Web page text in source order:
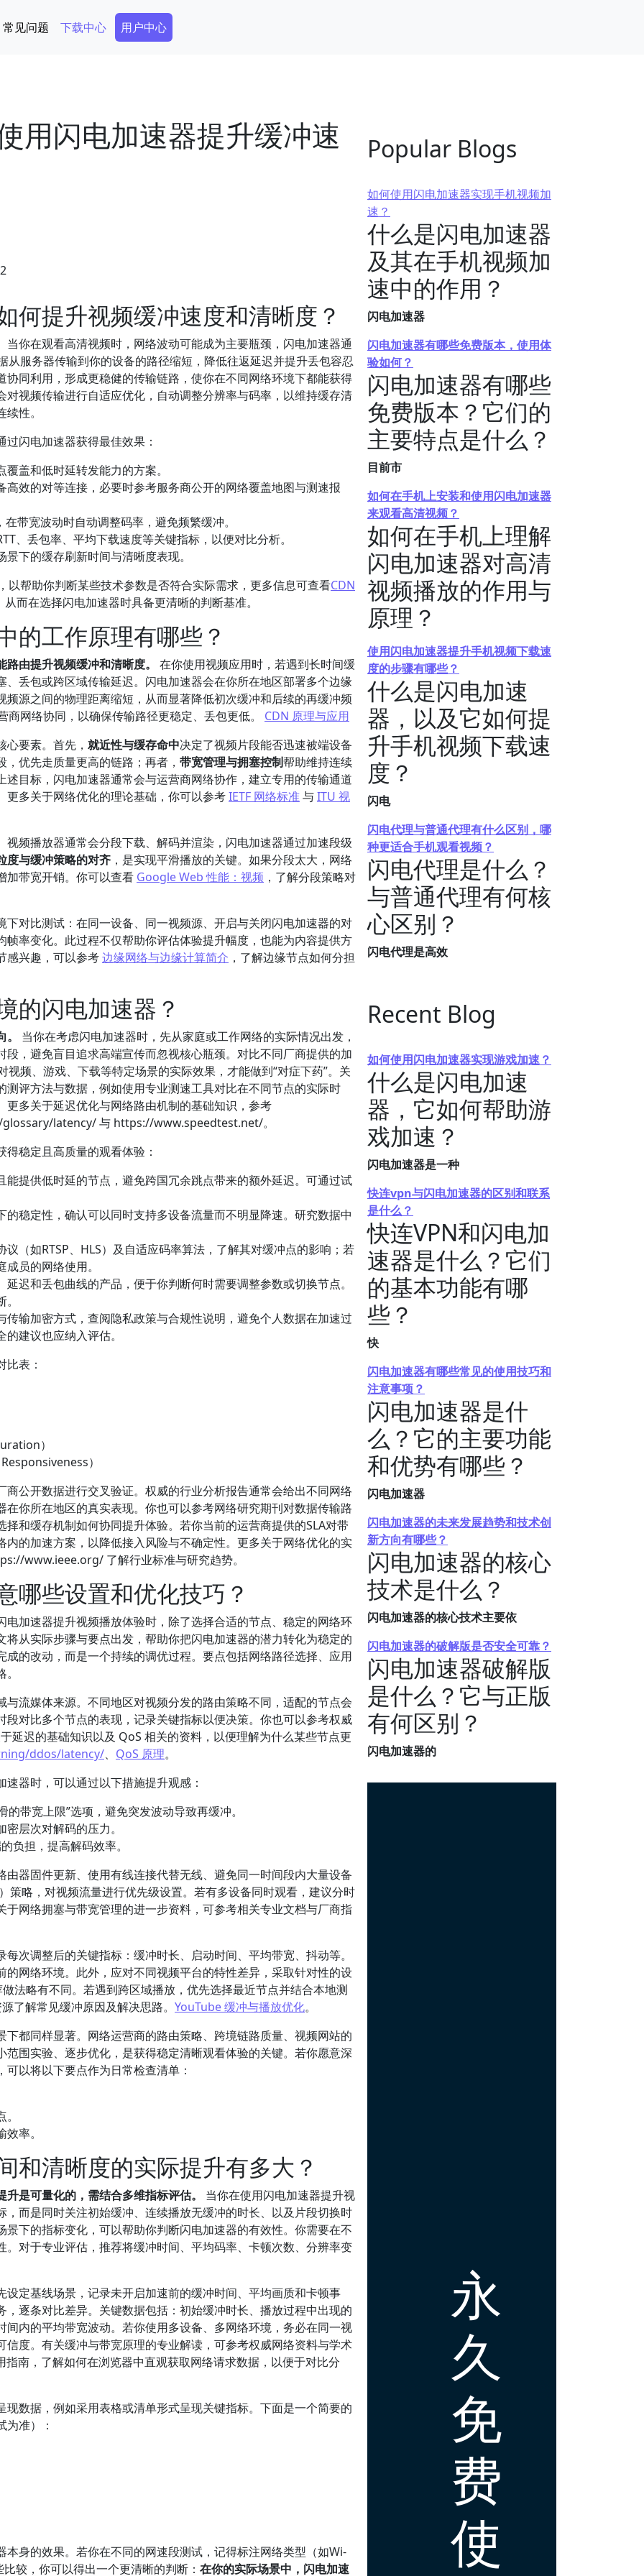
常见问题 下载中心 Secondary Menu
用户中心
用闪电加速器提升缓冲速
何提升视频缓冲速度和清晰度？
当你在观看高清视频时，网络波动可能成为主要瓶颈，闪电加速器通
从服务器传输到你的设备的路径缩短，降低往返延迟并提升丢包容忍
同利用，形成更稳健的传输链路，使你在不同网络环境下都能获得
视频传输进行自适应优化，自动调整分辨率与码率，以维持缓存清
性。
闪电加速器获得最佳效果：
盖和低时延转发能力的方案。
效的对等连接，必要时参考服务商公开的网络覆盖地图与测速报
带宽波动时自动调整码率，避免频繁缓冲。
、丢包率、平均下载速度等关键指标，以便对比分析。
下的缓存刷新时间与清晰度表现。
以帮助你判断某些技术参数是否符合实际需求，更多信息可查看CDN
而在选择闪电加速器时具备更清晰的判断基准。
的工作原理有哪些？
由提升视频缓冲和清晰度。
在你使用视频应用时，若遇到长时间缓
丢包或跨区域传输延迟。闪电加速器会在你所在地区部署多个边缘
源之间的物理距离缩短，从而显著降低初次缓冲和后续的再缓冲频
网络协同，以确保传输路径更稳定、丢包更低。 CDN 原理与应用
要素。首先， 就近性与缓存命中决定了视频片段能否迅速被端设备
，优先走质量更高的链路；再者， 带宽管理与拥塞控制帮助维持连续
目标，闪电加速器通常会与运营商网络协作，建立专用的传输通道
多关于网络优化的理论基础，你可以参考IETF 网络标准与ITU 视
频播放器通常会分段下载、解码并渲染，闪电加速器通过加速段级
度与缓冲策略的对齐 ，是实现平滑播放的关键。如果分段太大，网络
加带宽开销。你可以查看 Google Web 性能：视频 ，了解分段策略对
对比测试：在同一设备、同一视频源、开启与关闭闪电加速器的对
率变化。此过程不仅帮助你评估体验提升幅度，也能为内容提供方
感兴趣，可以参考边缘网络与边缘计算简介 ，了解边缘节点如何分担
的闪电加速器？
当你在考虑闪电加速器时，先从家庭或工作网络的实际情况出发，
，避免盲目追求高端宣传而忽视核心瓶颈。对比不同厂商提供的加
频、游戏、下载等特定场景的实际效果，才能做到“对症下药”。关
评方法与数据，例如使用专业测速工具对比在不同节点的实际时
多关于延迟优化与网络路由机制的基础知识，参考
latency/ 与 https://www.speedtest.net/。
稳定且高质量的观看体验：
提供低时延的节点，避免跨国冗余跳点带来的额外延迟。可通过试
稳定性，确认可以同时支持多设备流量而不明显降速。研究数据中
（如RTSP、HLS）及自适应码率算法，了解其对缓冲点的影响；若
员的网络使用。
迟和丢包曲线的产品，便于你判断何时需要调整参数或切换节点。
输加密方式，查阅隐私政策与合规性说明，避免个人数据在加速过
建议也应纳入评估。
表：
）
）
公开数据进行交叉验证。权威的行业分析报告通常会给出不同网络
你所在地区的真实表现。你也可以参考网络研究期刊对数据传输路
和缓存机制如何协同提升体验。若你当前的运营商提供的SLA对带
的加速方案，以降低接入风险与不确定性。更多关于网络优化的实
www.ieee.org/ 了解行业标准与研究趋势。
哪些设置和优化技巧？
电加速器提升视频播放体验时，除了选择合适的节点、稳定的网络环
从实际步骤与要点出发，帮助你把闪电加速器的潜力转化为稳定的
的改动，而是一个持续的调优过程。要点包括网络路径选择、应用
流媒体来源。不同地区对视频分发的路由策略不同，适配的节点会
对比多个节点的表现，记录关键指标以便决策。你也可以参考权威
延迟的基础知识以及 QoS 相关的资料，以便理解为什么某些节点更
ddos/latency/、 QoS 原理。
器时，可以通过以下措施提升观感：
带宽上限”选项，避免突发波动导致再缓冲。
层次对解码的压力。
负担，提高解码效率。
器固件更新、使用有线连接代替无线、避免同一时间段内大量设备
策略，对视频流量进行优先级设置。若有多设备同时观看，建议分时
网络拥塞与带宽管理的进一步资料，可参考相关专业文档与厂商指
次调整后的关键指标：缓冲时长、启动时间、平均带宽、抖动等。
网络环境。此外，应对不同视频平台的特性差异，采取针对性的设
法略有不同。若遇到跨区域播放，优先选择最近节点并结合本地测
了解常见缓冲原因及解决思路。 YouTube 缓冲与播放优化。
都同样显著。网络运营商的路由策略、跨境链路质量、视频网站的
围实验、逐步优化，是获得稳定清晰观看体验的关键。若你愿意深
以将以下要点作为日常检查清单：
率。
和清晰度的实际提升有多大？
是可量化的，需结合多维指标评估。
当你在使用闪电加速器提升视
而是同时关注初始缓冲、连续播放无缓冲的时长、以及片段切换时
下的指标变化，可以帮助你判断闪电加速器的有效性。你需要在不
对于专业评估，推荐将缓冲时间、平均码率、卡顿次数、分辨率变
定基线场景，记录未开启加速前的缓冲时间、平均画质和卡顿事
逐条对比差异。关键数据包括：初始缓冲时长、播放过程中出现的
内的平均带宽波动。若你使用多设备、多网络环境，务必在同一视
度。有关缓冲与带宽原理的专业解读，可参考权威网络资料与学术
南，了解如何在浏览器中直观获取网络请求数据，以便于对比分
数据，例如采用表格或清单形式呈现关键指标。下面是一个简要的
准）：
身的效果。若你在不同的网速段测试，记得标注网络类型（如Wi-
较，你可以得出一个更清晰的判断： 在你的实际场景中，闪电加速
Popular Blogs
如何使用闪电加速器实现手机视频加
速？
什么是闪电加速器
及其在手机视频加
速中的作用？
闪电加速器
闪电加速器有哪些免费版本，使用体
验如何？
闪电加速器有哪些
免费版本？它们的
主要特点是什么？
目前市
如何在手机上安装和使用闪电加速器
来观看高清视频？
如何在手机上理解
闪电加速器对高清
视频播放的作用与
原理？
使用闪电加速器提升手机视频下载速
度的步骤有哪些？
什么是闪电加速
器，以及它如何提
升手机视频下载速
度？
闪电
闪电代理与普通代理有什么区别，哪
种更适合手机观看视频？
闪电代理是什么？
与普通代理有何核
心区别？
闪电代理是高效
Recent Blog
如何使用闪电加速器实现游戏加速？
什么是闪电加速
器，它如何帮助游
戏加速？
闪电加速器是一种
快连vpn与闪电加速器的区别和联系
是什么？
快连VPN和闪电加
速器是什么？它们
的基本功能有哪
些？
快
闪电加速器有哪些常见的使用技巧和
注意事项？
闪电加速器是什
么？它的主要功能
和优势有哪些？
闪电加速器
闪电加速器的未来发展趋势和技术创
新方向有哪些？
闪电加速器的核心
技术是什么？
闪电加速器的核心技术主要依
闪电加速器的破解版是否安全可靠？
闪电加速器破解版
是什么？它与正版
有何区别？
闪电加速器的
永
久
免
费
使